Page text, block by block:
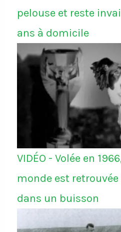
pelouse et reste
ans à domicile
VIDÉO - Volée en
monde est
dans un buisson